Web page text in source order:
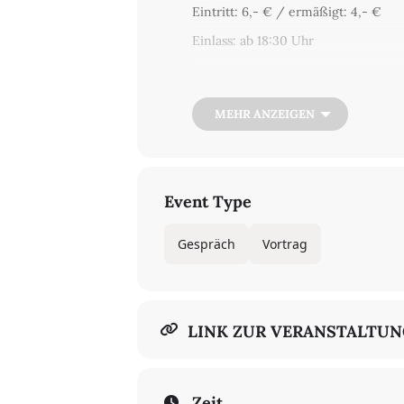
Eintritt: 6,- € / ermäßigt: 4,- €
Einlass: ab 18:30 Uhr
Am 30. Dezember 1995 starb
und Berliner Ensemble
und West. Am Vormittag des 16.
Geschehen rund um Heiner
Atmosphäre des Geschehens
MEHR ANZEIGEN
Event Type
Gespräch Vortrag
LINK ZUR